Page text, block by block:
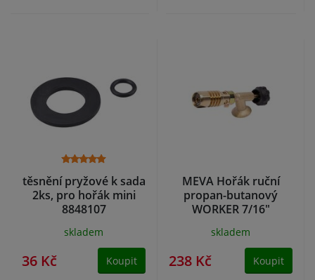
těsnění pryžové k sada
2ks, pro hořák mini
8848107
skladem
36 Kč Koupit
MEVA Hořák ruční
propan-butanový
WORKER 7/16"
skladem
238 Kč Koupit